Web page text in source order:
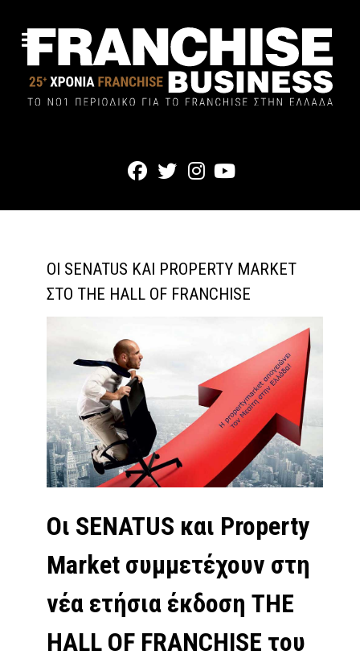
ΟΙ SENATUS ΚΑΙ PROPERTY MARKET
ΣΤΟ THE HALL OF FRANCHISE
Οι SENATUS και Property
Market συμμετέχουν στη
νέα ετήσια έκδοση THE
HALL OF FRANCHISE του